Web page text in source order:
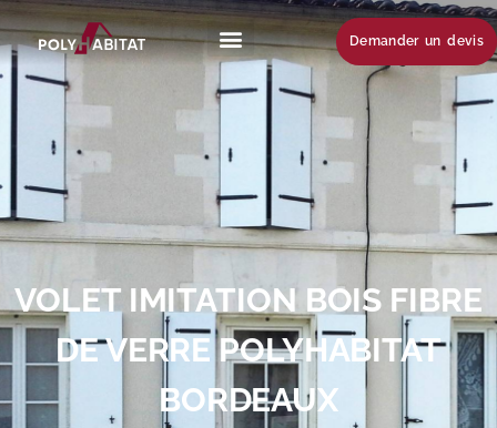
Demander un devis
VOLET IMITATION BOIS FIBRE
DE VERRE POLYHABITAT
BORDEAUX